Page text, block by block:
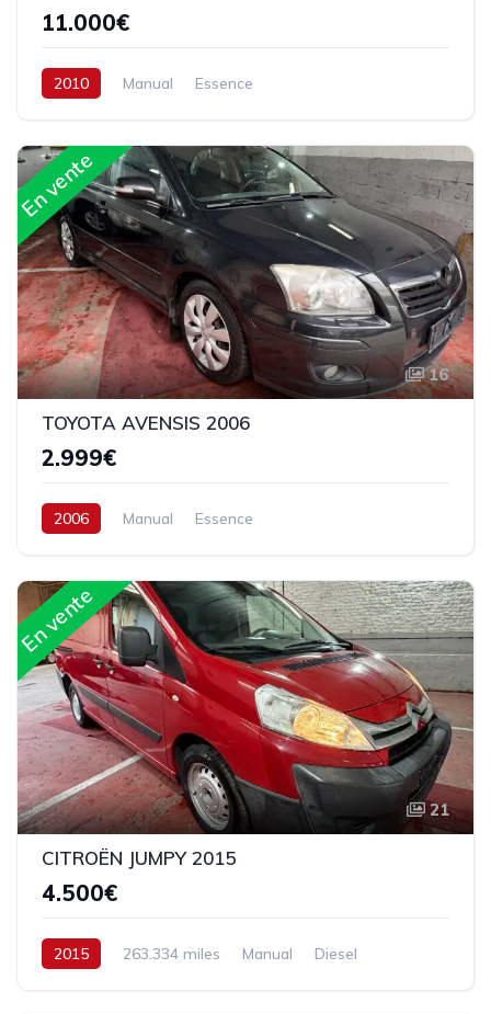
11.000€
2010 Manual Essence
En vente
16
TOYOTA AVENSIS 2006
2.999€
2006 Manual Essence
En vente
21
CITROËN JUMPY 2015
4.500€
2015 263.334 miles Manual Diesel